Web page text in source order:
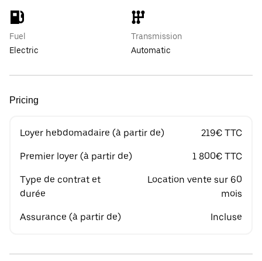
Fuel
Electric
Transmission
Automatic
Pricing
Loyer hebdomadaire (à partir de) 219€ TTC
Premier loyer (à partir de) 1 800€ TTC
Type de contrat et
durée
Location vente sur 60
mois
Assurance (à partir de) Incluse